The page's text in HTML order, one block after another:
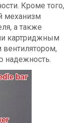
Кроме того,
механизм
а также
картриджным
надежность.